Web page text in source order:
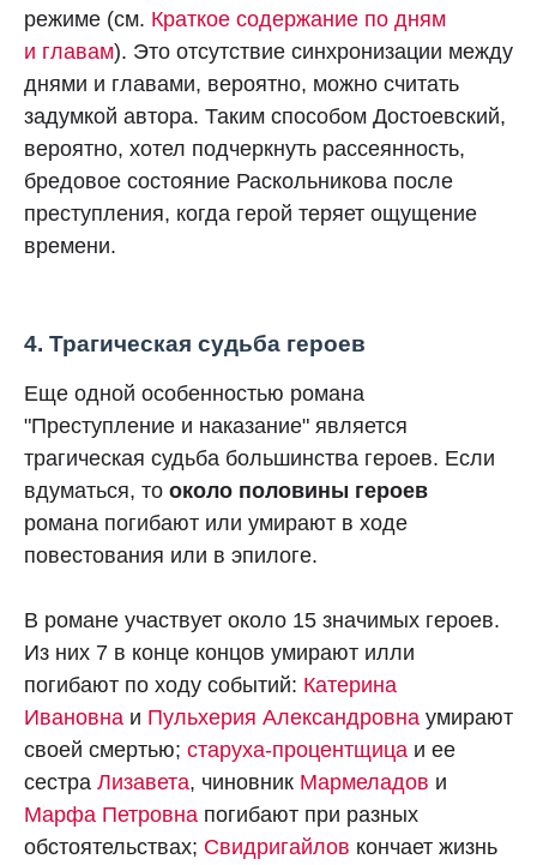
режиме (см. Краткое содержание по дням
и главам). Это отсутствие синхронизации между
днями и главами, вероятно, можно считать
задумкой автора. Таким способом Достоевский,
вероятно, хотел подчеркнуть рассеянность,
бредовое состояние Раскольникова после
преступления, когда герой теряет ощущение
времени.
4. Трагическая судьба героев
Еще одной особенностью романа
"Преступление и наказание" является
трагическая судьба большинства героев. Если
вдуматься, то около половины героев
романа погибают или умирают в ходе
повестования или в эпилоге.
В романе участвует около 15 значимых героев.
Из них 7 в конце концов умирают илли
погибают по ходу событий: Катерина
Ивановна и Пульхерия Александровна умирают
своей смертью; старуха-процентщица и ее
сестра Лизавета, чиновник Мармеладов и
Марфа Петровна погибают при разных
обстоятельствах; Свидригайлов кончает жизнь